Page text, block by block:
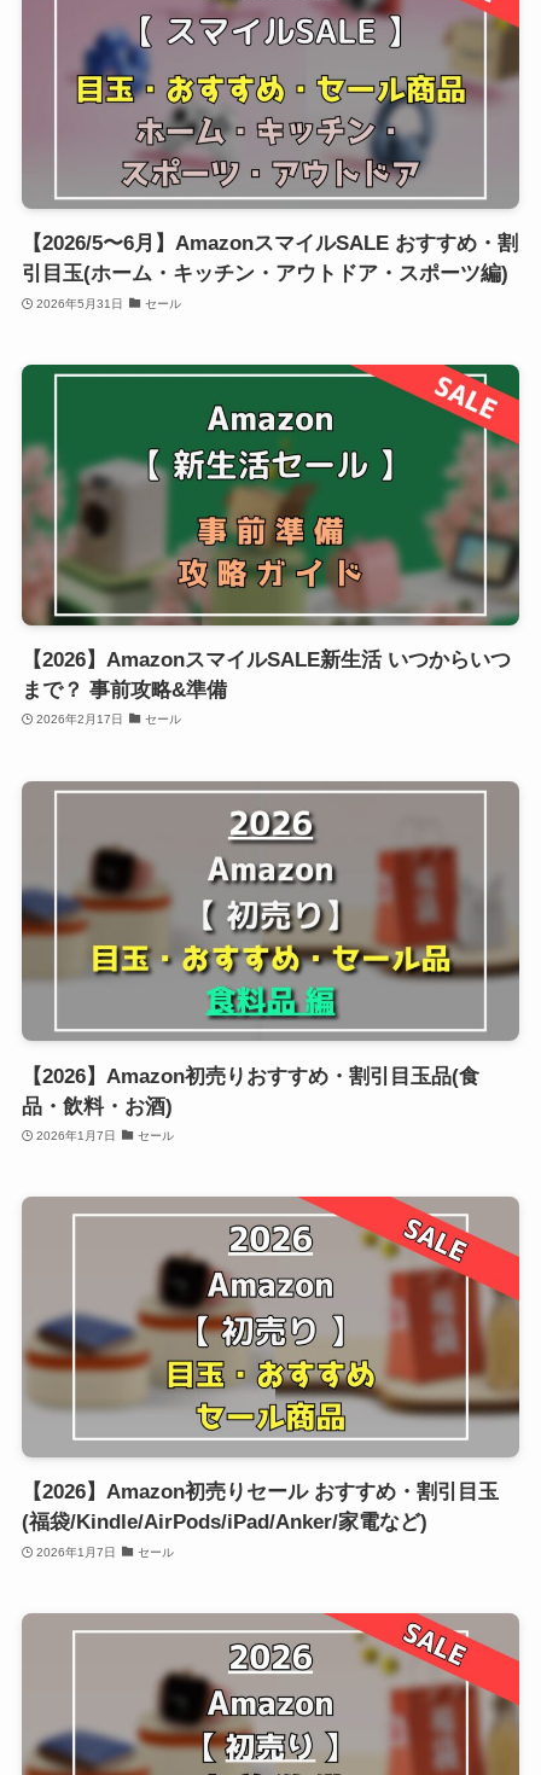
【2026/5〜6月】AmazonスマイルSALE おすすめ・割
引目玉(ホーム・キッチン・アウトドア・スポーツ編)
2026年5月31日 セール
【2026】AmazonスマイルSALE新生活 いつからいつ
まで？ 事前攻略&準備
2026年2月17日 セール
【2026】Amazon初売りおすすめ・割引目玉品(食
品・飲料・お酒)
2026年1月7日 セール
【2026】Amazon初売りセール おすすめ・割引目玉
(福袋/Kindle/AirPods/iPad/Anker/家電など)
2026年1月7日 セール